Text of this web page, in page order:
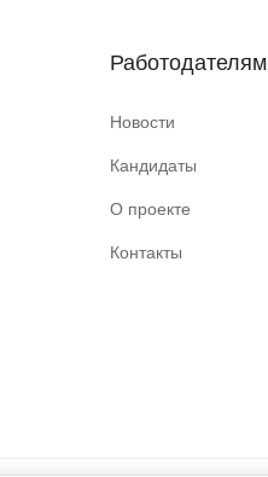
Работодателям
Новости
Кандидаты
О проекте
Контакты